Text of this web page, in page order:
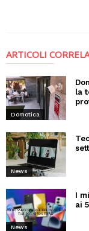
ARTICOLI
Domotica
la
News
News
I
ai